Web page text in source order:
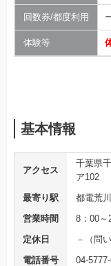
回数券/都度利用
体験等
基本情報
アクセス
千葉県
ア102
最寄り駅
都電荒
営業時間
8：00～
定休日
－（問
電話番号
04-